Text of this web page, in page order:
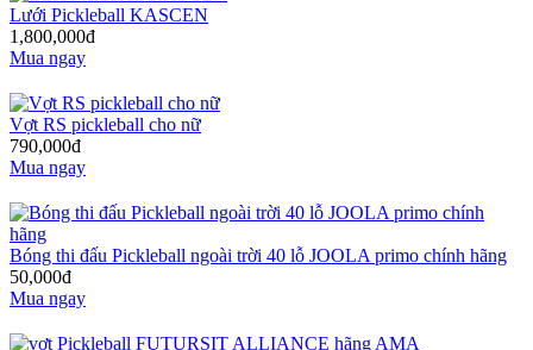
Lưới Pickleball KASCEN
1,800,000đ
Mua ngay
Vợt RS pickleball cho nữ
790,000đ
Mua ngay
Bóng thi đấu Pickleball ngoài trời 40 lỗ JOOLA primo chính hãng
50,000đ
Mua ngay